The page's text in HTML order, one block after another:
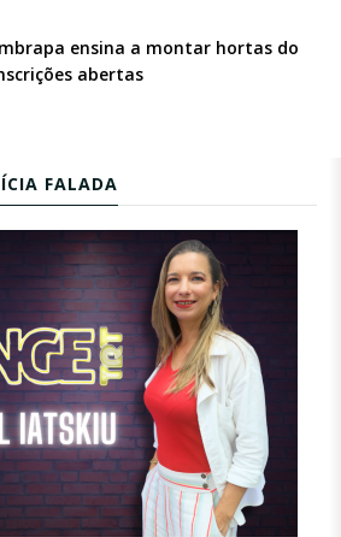
ensina a montar hortas do
abertas
FALADA